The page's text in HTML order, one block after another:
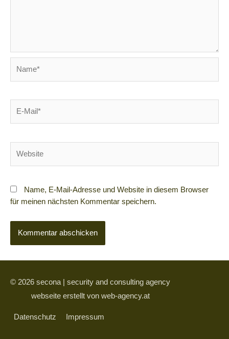
Mail*
Name, E-Mail-Adresse und Website in diesem Browser
für meinen nächsten Kommentar speichern.
© 2026 secona | security and consulting agency
webseite erstellt von web-agency.at
Datenschutz Impressum